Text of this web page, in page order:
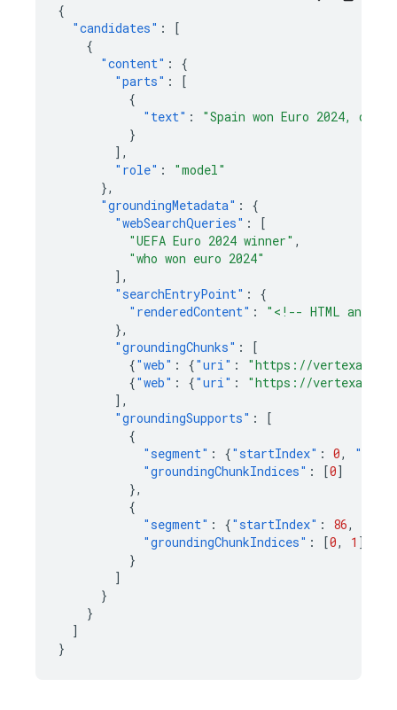
{
"candidates" :
[
{
"content" :
{
"parts" :
[
{
"text" :
"Spain won Euro 2024,
}
],
"role" :
"model"
},
"groundingMetadata" :
{
"webSearchQueries" :
[
"UEFA Euro 2024 winner" ,
"who won euro 2024"
],
"searchEntryPoint" :
{
"renderedContent" :
"<!-- HTML and
},
"groundingChunks" :
[
{"web" : {"uri" :
"https://
{"web" : {"uri" :
"https://
],
"groundingSupports" :
[
{
"segment" : {"startIndex" : 0,
"groundingChunkIndices" : [0]
},
{
"segment" : {"startIndex" : 86,
"groundingChunkIndices" : [0, 1 ]
}
]
}
}
]
}